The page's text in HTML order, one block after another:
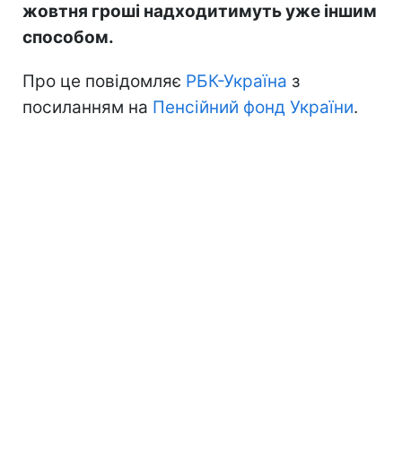
жовтня гроші надходитимуть уже іншим
способом.
Про це повідомляє РБК-Україна з
посиланням на Пенсійний фонд України.